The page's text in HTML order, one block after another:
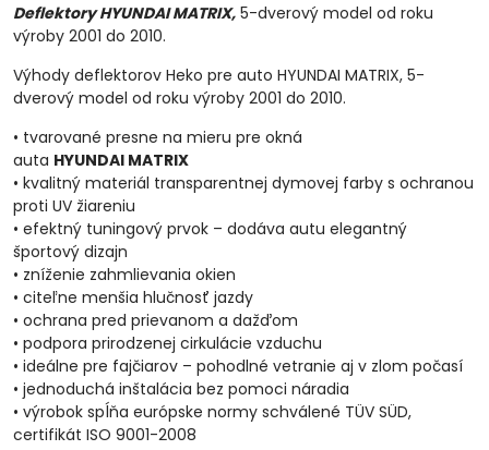
Deflektory HYUNDAI MATRIX, 5-dverový model od roku
výroby 2001 do 2010.
Výhody deflektorov Heko pre auto HYUNDAI MATRIX, 5-
dverový model od roku výroby 2001 do 2010.
• tvarované presne na mieru pre okná
auta HYUNDAI MATRIX
• kvalitný materiál transparentnej dymovej farby s ochranou
proti UV žiareniu
• efektný tuningový prvok – dodáva autu elegantný
športový dizajn
• zníženie zahmlievania okien
• citeľne menšia hlučnosť jazdy
• ochrana pred prievanom a dažďom
• podpora prirodzenej cirkulácie vzduchu
• ideálne pre fajčiarov – pohodlné vetranie aj v zlom počasí
• jednoduchá inštalácia bez pomoci náradia
• výrobok spĺňa európske normy schválené TÜV SÜD,
certifikát ISO 9001-2008